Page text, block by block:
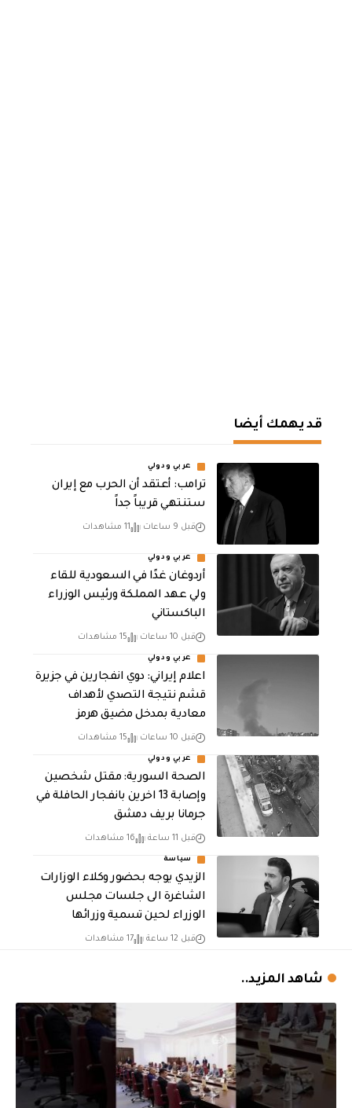
قد يهمك أيضا
عربي ودولي
‏ترامب: أعتقد أن الحرب مع إيران
ستنتهي قريباً جداً
قبل 9 ساعات 11 مشاهدات
عربي ودولي
أردوغان غدًا في السعودية للقاء
ولي عهد المملكة ورئيس الوزراء
الباكستاني
قبل 10 ساعات 15 مشاهدات
عربي ودولي
اعلام إيراني: دوي انفجارين في جزيرة
قشم نتيجة التصدي لأهداف
معادية بمدخل مضيق هرمز
قبل 10 ساعات 15 مشاهدات
عربي ودولي
الصحة السورية: مقتل شخصين
وإصابة 13 اخرين بانفجار الحافلة في
جرمانا بريف دمشق
قبل 11 ساعة 16 مشاهدات
سياسة
الزيدي يوجه بحضور وكلاء الوزارات
الشاغرة الى جلسات مجلس
الوزراء لحين تسمية وزرائها
قبل 12 ساعة 17 مشاهدات
شاهد المزيد..